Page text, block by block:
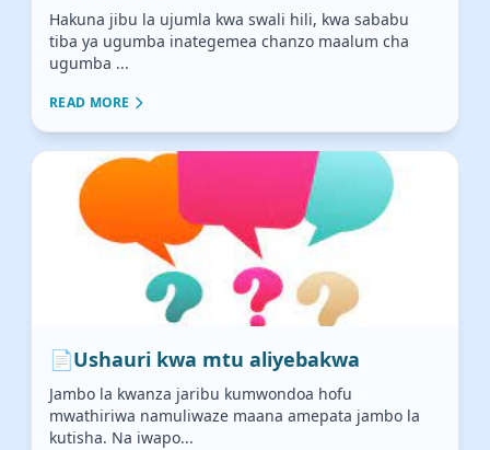
Hakuna jibu la ujumla kwa swali hili, kwa sababu
tiba ya ugumba inategemea chanzo maalum cha
ugumba ...
READ MORE
📄Ushauri kwa mtu aliyebakwa
Jambo la kwanza jaribu kumwondoa hofu
mwathiriwa namuliwaze maana amepata jambo la
kutisha. Na iwapo...